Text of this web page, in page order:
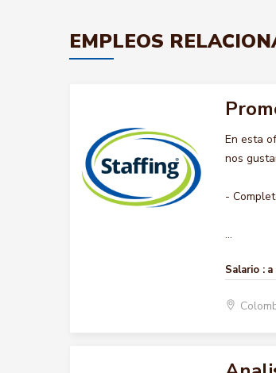
EMPLEOS
En esta
nos
-
...
Salario :